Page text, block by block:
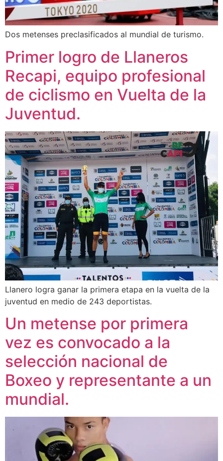
Dos metenses preclasificados al mundial de turismo.
Primer logro de Llaneros
Recapi, equipo profesional
de ciclismo en Vuelta de la
Juventud.
Llanero logra ganar la primera etapa en la vuelta de la
juventud en medio de 243 deportistas.
Un metense por primera
vez es convocado a la
selección nacional de
Boxeo y representante a un
mundial.